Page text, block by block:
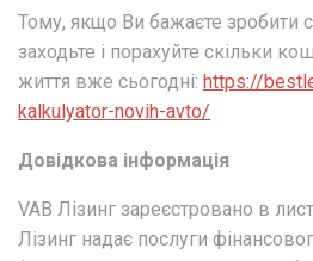
Тому, якщо Ви бажаєте зробити
заходьте і порахуйте скільки
життя вже сьогодні: https://
kalkulyator-novih-avto/
Довідкова інформація
VAB Лізинг зареєстровано в
Лізинг надає послуги